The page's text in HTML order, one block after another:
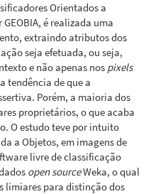
Orientados a
é realizada uma
extraindo atributos dos
seja efetuada, ou seja,
e não apenas nos pixels
tendência de que a
Porém, a maioria dos
proprietários, o que acaba
O estudo teve por intuito
a Objetos, em imagens de
livre de classificação
open sourceWeka, o qual
limiares para distinção dos